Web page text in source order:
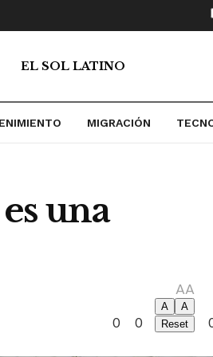
EL SOL LATINO
MIGRACIÓN
una
0 0
AA
A
A
Reset